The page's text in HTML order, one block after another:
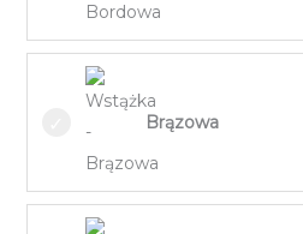
Brązowa